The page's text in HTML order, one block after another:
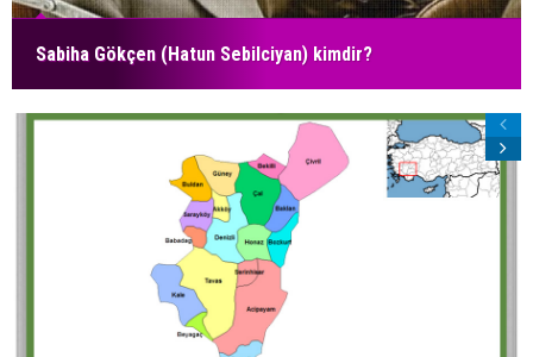
Sabiha Gökçen (Hatun Sebilciyan) kimdir?